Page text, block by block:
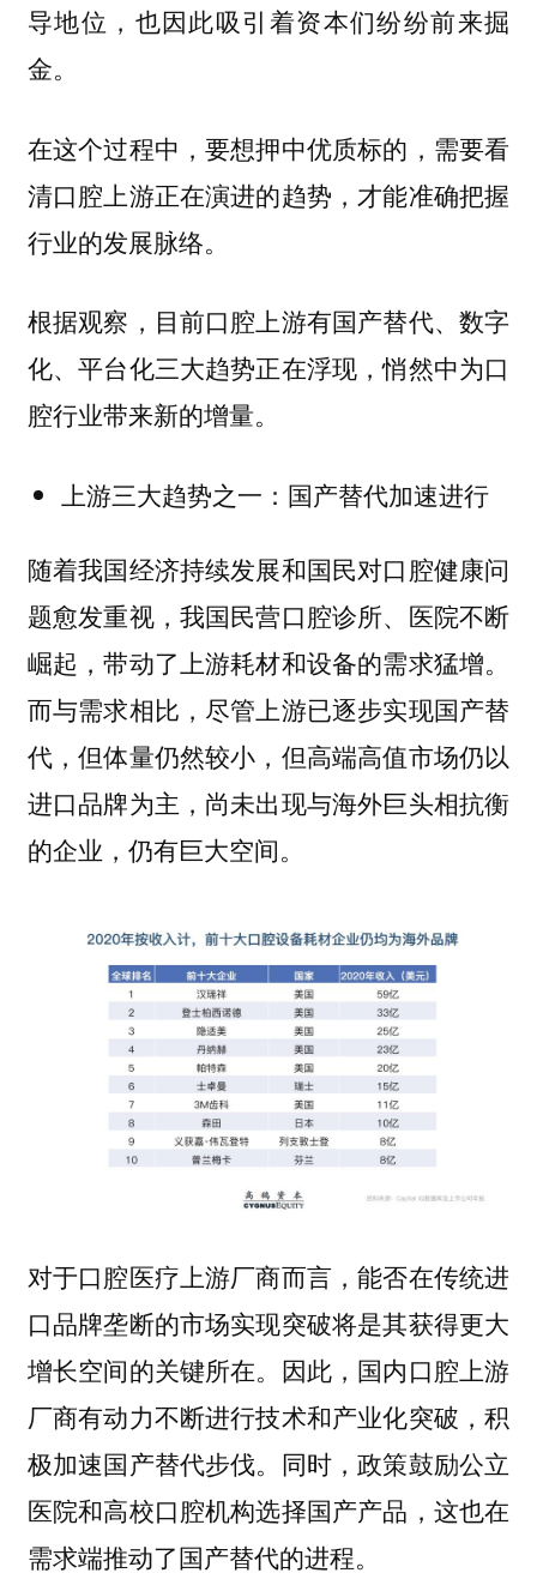
导地位，也因此吸引着资本们纷纷前来掘
金。
在这个过程中，要想押中优质标的，需要看
清口腔上游正在演进的趋势，才能准确把握
行业的发展脉络。
根据观察，目前口腔上游有国产替代、数字
化、平台化三大趋势正在浮现，悄然中为口
腔行业带来新的增量。
上游三大趋势之一：国产替代加速进行
随着我国经济持续发展和国民对口腔健康问
题愈发重视，我国民营口腔诊所、医院不断
崛起，带动了上游耗材和设备的需求猛增。
而与需求相比，尽管上游已逐步实现国产替
代，但体量仍然较小，但高端高值市场仍以
进口品牌为主，尚未出现与海外巨头相抗衡
的企业，仍有巨大空间。
对于口腔医疗上游厂商而言，能否在传统进
口品牌垄断的市场实现突破将是其获得更大
增长空间的关键所在。因此，国内口腔上游
厂商有动力不断进行技术和产业化突破，积
极加速国产替代步伐。同时，政策鼓励公立
医院和高校口腔机构选择国产产品，这也在
需求端推动了国产替代的进程。